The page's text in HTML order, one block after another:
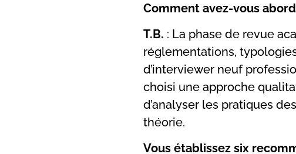
Comment avez-vous
T.B. : La phase de revue
réglementations,
d’interviewer neuf
choisi une approche
d’analyser les pratiques
théorie.
Vous établissez six